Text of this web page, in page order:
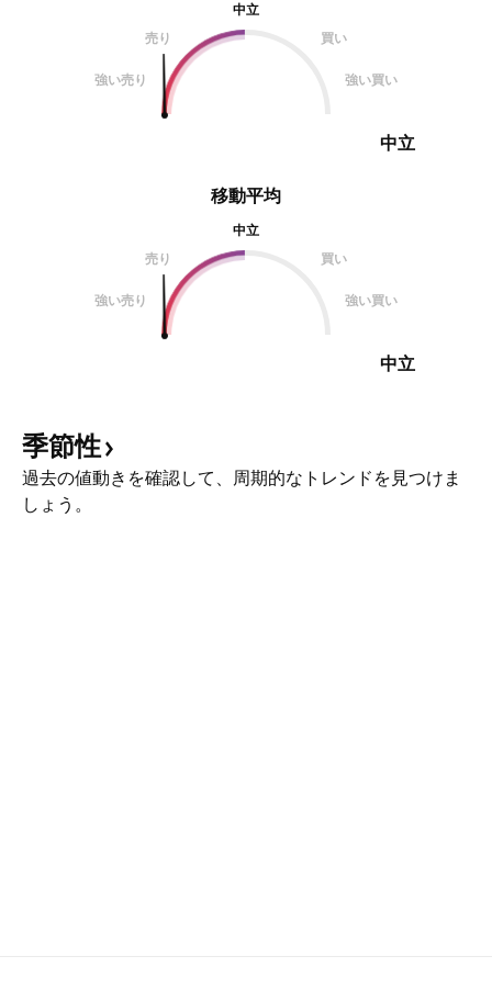
中立
売り
買い
強い売り 強い買い
中立
移動平均
中立
売り
買い
強い売り 強い買い
中立
季節性
過去の値動きを確認して、周期的なトレンドを見つけま
しょう。